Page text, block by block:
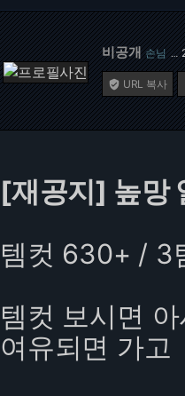
비공개 손님 …
 URL 복사
[재공지] 높망
템컷 630+ / 3
템컷 보시면
여유되면 가고